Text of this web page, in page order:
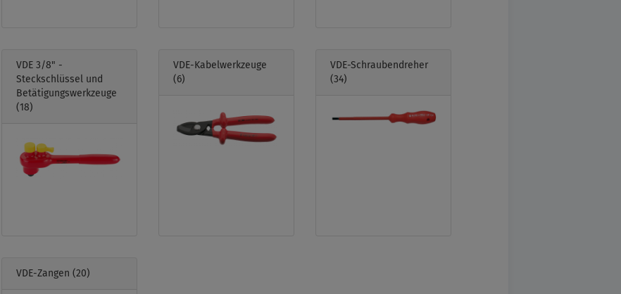
VDE 3/8" -
Steckschlüssel und
Betätigungswerkzeuge
(18)
VDE-Kabelwerkzeuge
(6)
VDE-Schraubendreher
(34)
VDE-Zangen (20)